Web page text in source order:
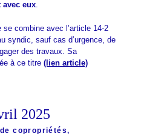
avec eux.
combine avec l’article 14-2
syndic, sauf cas d’urgence, de
des travaux. Sa
à ce titre (lien article)
2025
copropriétés,